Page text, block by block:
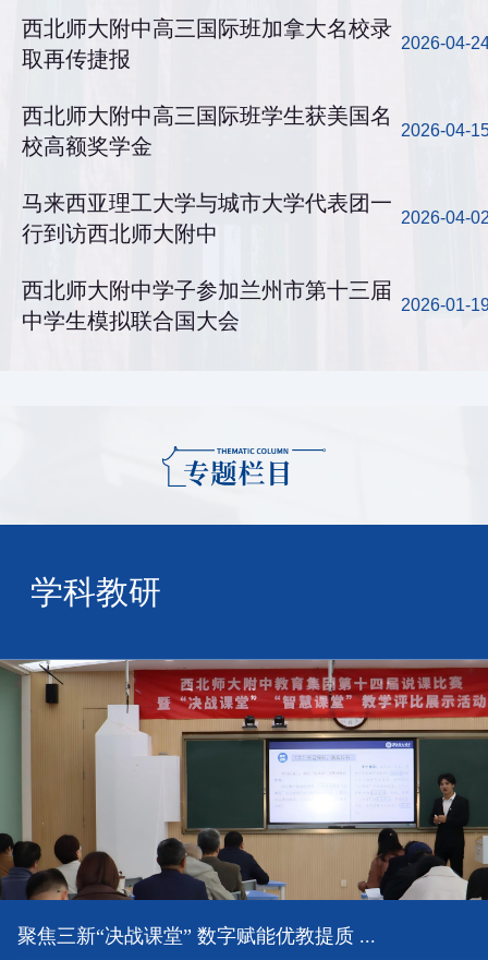
西北师大附中高三国际班加拿大名校录
取再传捷报
2026-04-
西北师大附中高三国际班学生获美国名
校高额奖学金
2026-04-
马来西亚理工大学与城市大学代表团一
行到访西北师大附中
2026-04-
西北师大附中学子参加兰州市第十三届
中学生模拟联合国大会
2026-01-
学科教研
聚焦三新“决战课堂” 数字赋能优教提质 ...